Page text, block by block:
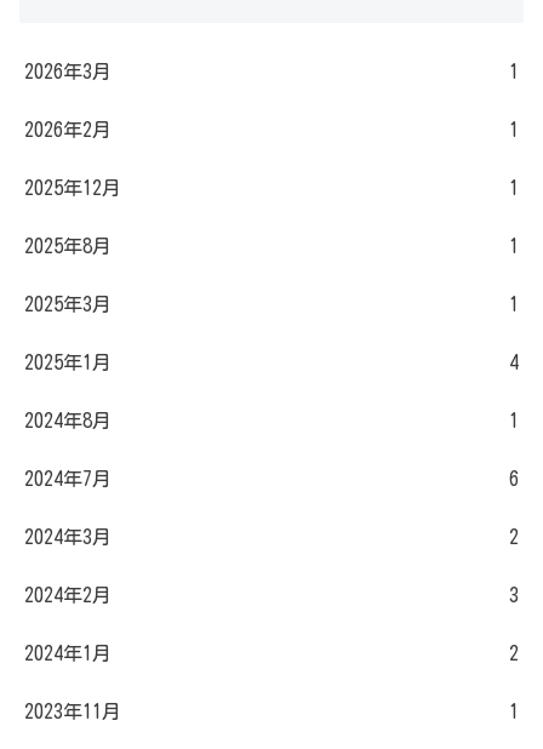
2026年3月 1
2026年2月 1
2025年12月 1
2025年8月 1
2025年3月 1
2025年1月 4
2024年8月 1
2024年7月 6
2024年3月 2
2024年2月 3
2024年1月 2
2023年11月 1